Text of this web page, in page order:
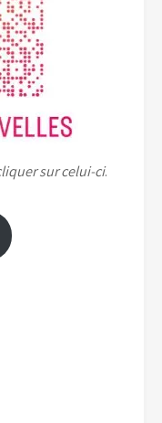
sur celui-ci.